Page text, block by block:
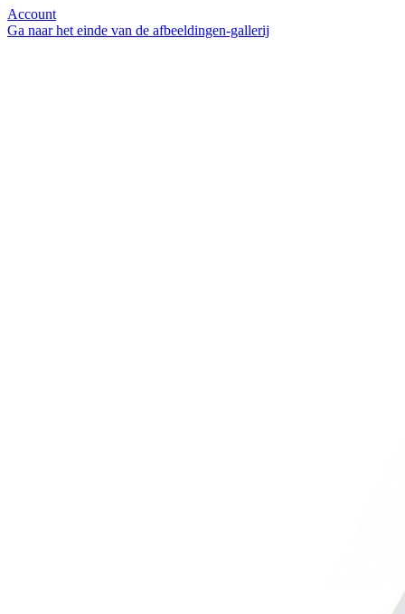
Account
Ga naar het einde van de afbeeldingen-gallerij